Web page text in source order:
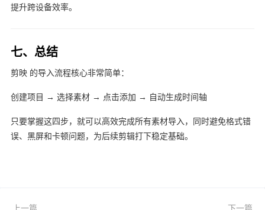
提升跨设备效率。
七、总结
剪映的导入流程核心非常简单：
创建项目 → 选择素材 → 点击添加 → 自动生成时间轴
只要掌握这四步，就可以高效完成所有素材导入，同时避免格式错
误、黑屏和卡顿问题，为后续剪辑打下稳定基础。